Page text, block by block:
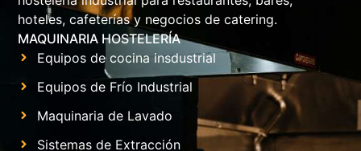
hoteles, cafeterías y negocios de catering.
MAQUINARIA HOSTELERÍA
Equipos de cocina insdustrial
Equipos de Frío Industrial
Maquinaria de Lavado
Sistemas de Extracción